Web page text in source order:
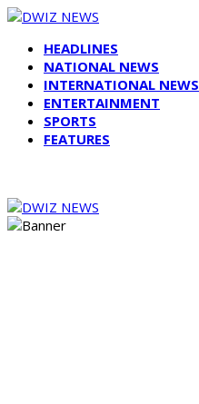
HEADLINES
NATIONAL NEWS
INTERNATIONAL NEWS
ENTERTAINMENT
SPORTS
FEATURES